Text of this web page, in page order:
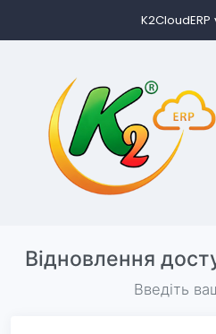
K2CloudERP
Відновлення
Введіть